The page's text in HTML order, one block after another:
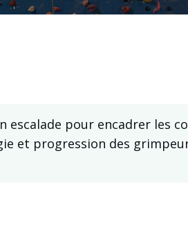
escalade pour encadrer les
et progression des